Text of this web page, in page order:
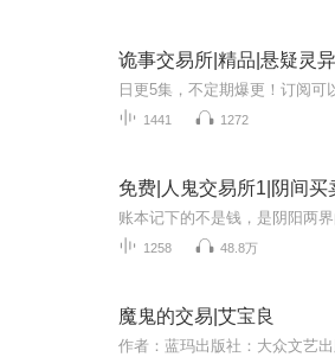
诡事交易所|精品|悬疑灵
1441 1272
1258 48.8万
魔鬼的交易|艾宝良